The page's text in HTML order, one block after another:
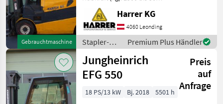
Gebrauchtmaschine
Masttyp: Duplex, Stapler-
Bauart:
Frontstapler/Gabelstapler,
Zusatz-Hydraulikkreis
Jungheinrich Elektrostapler
gebra
Harrer KG
4060 Leonding
Stapler-
und
Lagertechnik
/
Jungheinrich
Premium Plus Händler
Jungheinrich
EFG 550
Preis
auf
Anfrage
18 PS/13 kW Bj. 2018
5501 h